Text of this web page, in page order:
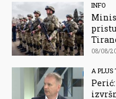
INFO
08/08/
A PLUS